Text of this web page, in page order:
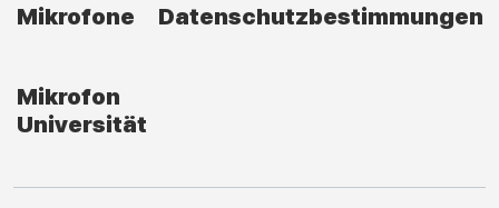
Mikrofone Datenschutzbestimmungen
Mikrofon
Universität